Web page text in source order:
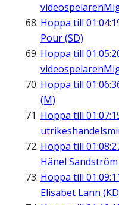
videospelaren
Hoppa till
Pour (SD)
Hoppa till
videospelaren
Hoppa till
(M)
Hoppa till
Hoppa till
Hänel
Hoppa till
Elisabet Lann